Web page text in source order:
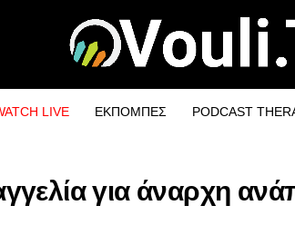
LIVE ΕΚΠΟΜΠΕΣ PODCAST
για άναρχη